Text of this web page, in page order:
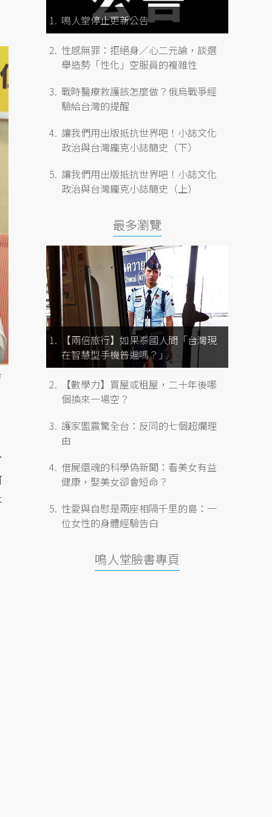
鳴人堂停止更新公告
性感無罪：拒絕身／心二元論，談選
舉造勢「性化」空服員的複雜性
戰時醫療救護該怎麼做？俄烏戰爭經
驗給台灣的提醒
讓我們用出版抵抗世界吧！小誌文化
政治與台灣龐克小誌簡史（下）
讓我們用出版抵抗世界吧！小誌文化
政治與台灣龐克小誌簡史（上）
最多瀏覽
【兩倍旅行】如果泰國人問「台灣現
在智慧型手機普遍嗎？」
【數學力】買屋或租屋，二十年後哪
個換來一場空？
護家盟震驚全台：反同的七個超爛理
由
借屍還魂的科學偽新聞：看美女有益
健康，娶美女卻會短命？
性愛與自慰是兩座相隔千里的島：一
位女性的身體經驗告白
鳴人堂臉書專頁